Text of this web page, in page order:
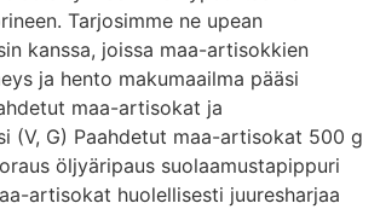
Tarjosimme ne upean
kanssa, joissa maa-artisokkien
ja hento makumaailma pääsi
maa-artisokat ja
(V, G) Paahdetut maa-artisokat 500 g
öljyäripaus suolaamustapippuri
artisokat huolellisesti juuresharjaa